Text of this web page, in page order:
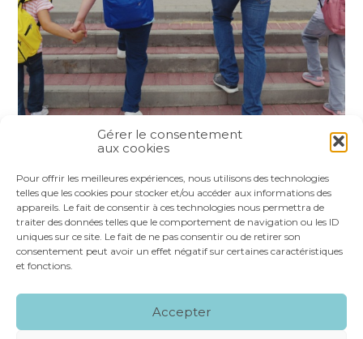
Gérer le consentement
aux cookies
Pour offrir les meilleures expériences, nous utilisons des technologies
telles que les cookies pour stocker et/ou accéder aux informations des
appareils. Le fait de consentir à ces technologies nous permettra de
traiter des données telles que le comportement de navigation ou les ID
uniques sur ce site. Le fait de ne pas consentir ou de retirer son
consentement peut avoir un effet négatif sur certaines caractéristiques
et fonctions.
Accepter
FaceBook
TwitterLinkedIn
Footer
NOS SERVICES
NOS SPÉCIALITÉS
RECRUTEMENT CONTACT